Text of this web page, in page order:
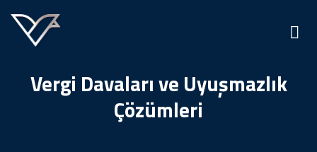
atla
Vergi Davaları ve Uyuşmazlık
Çözümleri